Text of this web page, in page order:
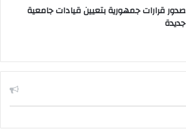
صدور قرارات جمهورية بتعيين قيادات جامعية
جديدة